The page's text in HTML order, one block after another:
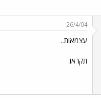
26/4/04
עצמאות..
תקראו.